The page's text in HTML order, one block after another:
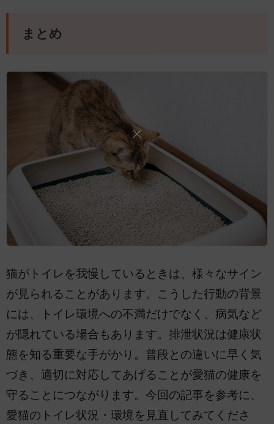
まとめ
猫がトイレを我慢しているときは、様々なサイン
が見られることがあります。こうした行動の背景
には、トイレ環境への不満だけでなく、病気など
が隠れている場合もあります。排泄状況は健康状
態を知る重要な手がかり。普段との違いに早く気
づき、適切に対応してあげることが愛猫の健康を
守ることにつながります。今回の記事を参考に、
愛猫のトイレ状況・環境を見直してみてくださ